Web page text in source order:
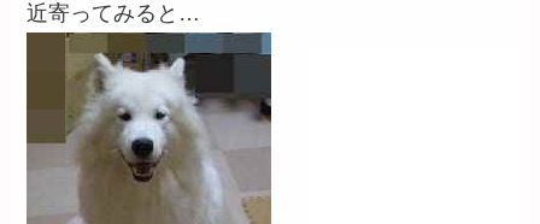
近寄ってみると…